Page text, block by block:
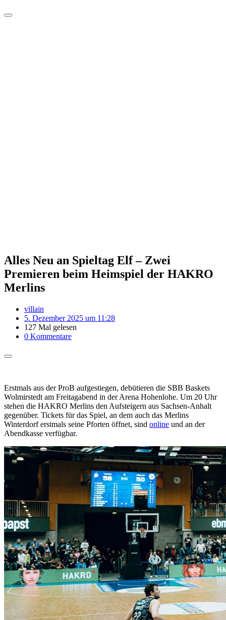
Alles Neu an Spieltag Elf – Zwei
Premieren beim Heimspiel der HAKRO
Merlins
villain
5. Dezember 2025 um 11:28
127 Mal gelesen
0 Kommentare
Erstmals aus der ProB aufgestiegen, debütieren die SBB Baskets
Wolmirstedt am Freitagabend in der Arena Hohenlohe. Um 20 Uhr
stehen die HAKRO Merlins den Aufsteigern aus Sachsen-Anhalt
gegenüber. Tickets für das Spiel, an dem auch das Merlins
Winterdorf erstmals seine Pforten öffnet, sind online und an der
Abendkasse verfügbar.